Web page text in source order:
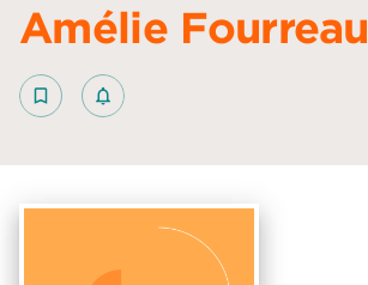
Amélie Fourreau
bookmark_border notifications_none_outlined